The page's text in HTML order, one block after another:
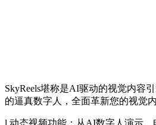
SkyReels堪称是AI驱动的视觉内容
的逼真数字人，全面革新您的视觉
l 动态视频功能：从AI数字人演示